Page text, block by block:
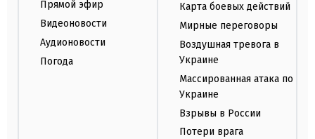
Прямой эфир
Видеоновости
Аудионовости
Погода
Карта боевых действий
Мирные переговоры
Воздушная тревога в
Украине
Массированная атака по
Украине
Взрывы в России
Потери врага